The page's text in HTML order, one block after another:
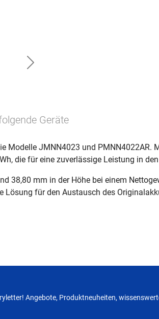
Next
Geräte
Modelle JMNN4023 und PMNN4022AR.
die für eine zuverlässige Leistung in
38,80 mm in der Höhe bei einem
für den Austausch des
Angebote, Produktneuheiten,